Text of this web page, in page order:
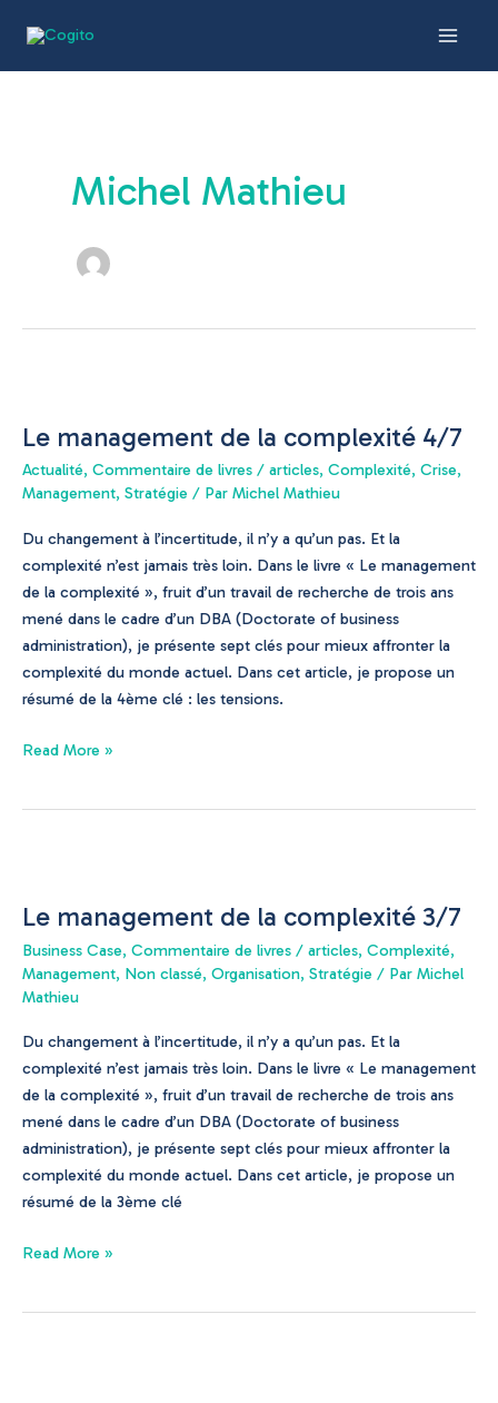
Main
Menu
Michel Mathieu
Le management de la complexité 4/7
Actualité, Commentaire de livres / articles, Complexité, Crise,
Management, Stratégie / Par Michel Mathieu
Du changement à l’incertitude, il n’y a qu’un pas. Et la
complexité n’est jamais très loin. Dans le livre « Le management
de la complexité », fruit d’un travail de recherche de trois ans
mené dans le cadre d’un DBA (Doctorate of business
administration), je présente sept clés pour mieux affronter la
complexité du monde actuel. Dans cet article, je propose un
résumé de la 4ème clé : les tensions.
de
la
complexité
Read More »
Le management de la complexité 3/7
Business Case, Commentaire de livres / articles, Complexité,
Management, Non classé, Organisation, Stratégie / Par Michel
Mathieu
Du changement à l’incertitude, il n’y a qu’un pas. Et la
complexité n’est jamais très loin. Dans le livre « Le management
de la complexité », fruit d’un travail de recherche de trois ans
mené dans le cadre d’un DBA (Doctorate of business
administration), je présente sept clés pour mieux affronter la
complexité du monde actuel. Dans cet article, je propose un
résumé de la 3ème clé
de
la
complexité
3/7
Read More »